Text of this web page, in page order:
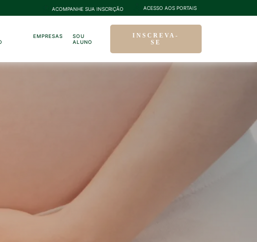
ACOMPANHE SUA INSCRIÇÃO ACESSO AOS PORTAIS
EMPRESAS
SOU
ALUNO
INSCREVA-
SE